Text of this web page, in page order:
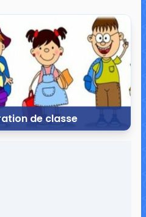
de classe